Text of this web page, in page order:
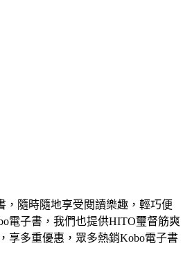
，隨時隨地享受閱讀樂趣，輕巧便
電子書，我們也提供HITO璽督筋爽
享多重優惠，眾多熱銷Kobo電子書